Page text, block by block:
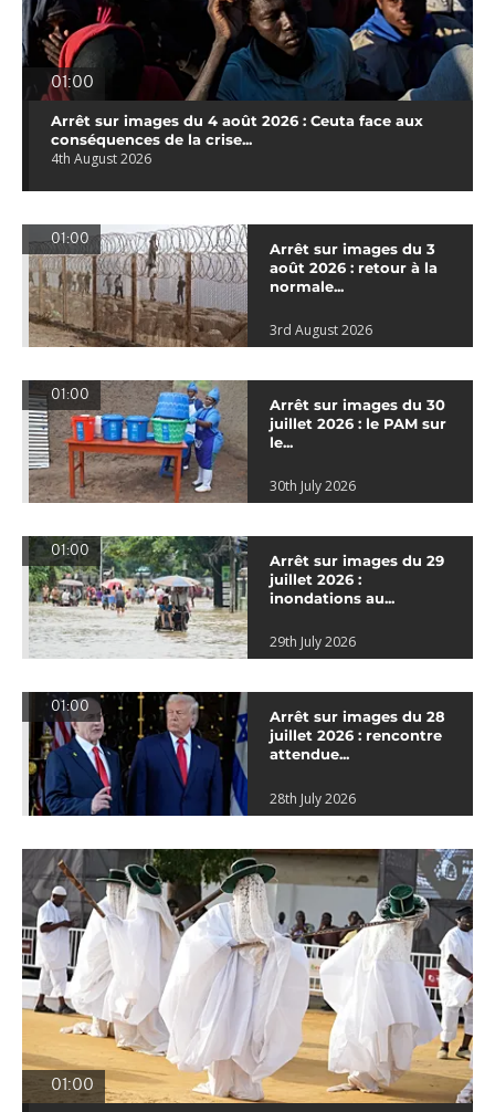
01:00
Arrêt sur images du 4 août 2026 : Ceuta face aux
conséquences de la crise...
4th August 2026
01:00
Arrêt sur images du 3
août 2026 : retour à la
normale...
3rd August 2026
01:00
Arrêt sur images du 30
juillet 2026 : le PAM sur
le...
30th July 2026
01:00
Arrêt sur images du 29
juillet 2026 :
inondations au...
29th July 2026
01:00
Arrêt sur images du 28
juillet 2026 : rencontre
attendue...
28th July 2026
01:00